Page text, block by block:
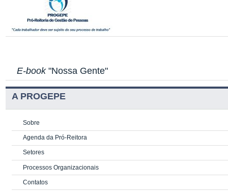
E-book"Nossa Gente"
A PROGEPE
Sobre
Agenda da Pró-Reitora
Setores
Processos Organizacionais
Contatos